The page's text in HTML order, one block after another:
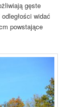
gęste
widać
powstające